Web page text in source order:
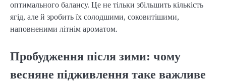
оптимального балансу. Це не тільки збільшить кількість
ягід, але й зробить їх солодшими, соковитішими,
наповненими літнім ароматом.
Пробудження після зими: чому
весняне підживлення таке важливе